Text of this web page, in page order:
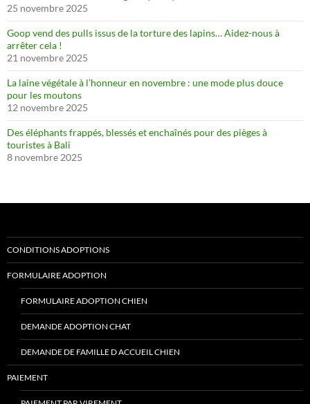
25 novembre 2025
Goop vend des pulls issus de la torture des lapins… Aidez-nous à
arrêter cela !
21 novembre 2025
La laine végétale à l’honneur en novembre : une mode plus douce
pour les moutons
12 novembre 2025
Des éléphants frappés, blessés et enchaînés pour des pièges à
touristes à Bali
8 novembre 2025
CONDITIONS ADOPTIONS
FORMULAIRE ADOPTION
FORMULAIRE ADOPTION CHIEN
DEMANDE ADOPTION CHAT
DEMANDE DE FAMILLE D ACCUEIL CHIEN
PAIEMENT